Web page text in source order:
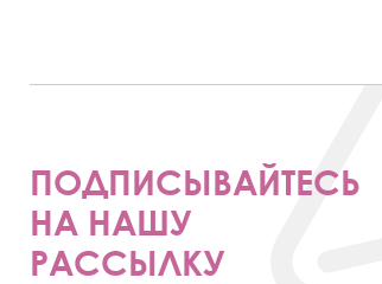
ПОДПИСЫВАЙТЕСЬ
НА НАШУ
РАССЫЛКУ